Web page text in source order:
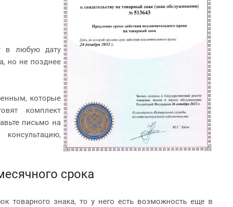
в любую дату
но не позднее
которые
комплект
письмо на
срока
товарного знака, то у него есть возможность еще в